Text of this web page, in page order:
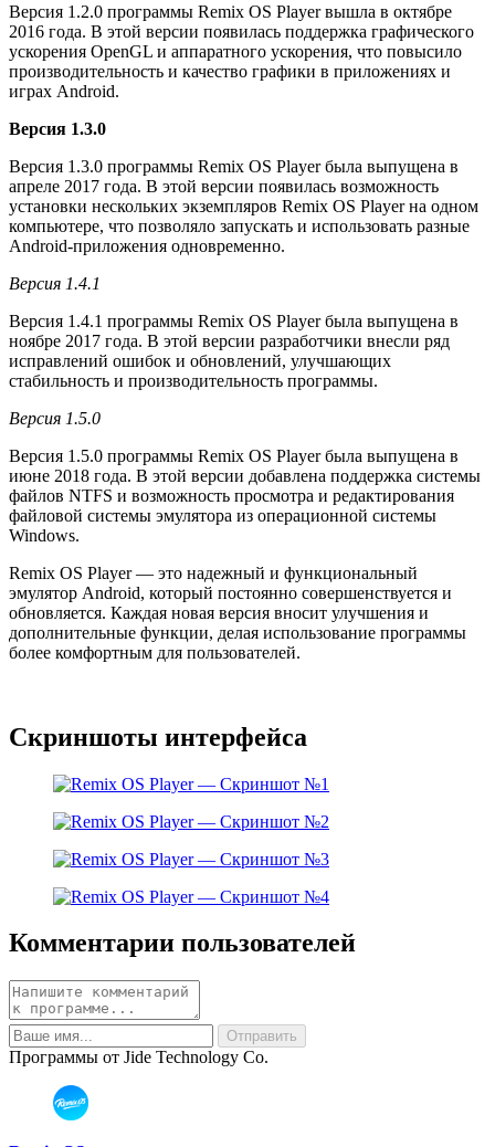
Версия 1.2.0 программы Remix OS Player вышла в октябре
2016 года. В этой версии появилась поддержка графического
ускорения OpenGL и аппаратного ускорения, что повысило
производительность и качество графики в приложениях и
играх Android.
Версия 1.3.0
Версия 1.3.0 программы Remix OS Player была выпущена в
апреле 2017 года. В этой версии появилась возможность
установки нескольких экземпляров Remix OS Player на одном
компьютере, что позволяло запускать и использовать разные
Android-приложения одновременно.
Версия 1.4.1
Версия 1.4.1 программы Remix OS Player была выпущена в
ноябре 2017 года. В этой версии разработчики внесли ряд
исправлений ошибок и обновлений, улучшающих
стабильность и производительность программы.
Версия 1.5.0
Версия 1.5.0 программы Remix OS Player была выпущена в
июне 2018 года. В этой версии добавлена поддержка системы
файлов NTFS и возможность просмотра и редактирования
файловой системы эмулятора из операционной системы
Windows.
Remix OS Player — это надежный и функциональный
эмулятор Android, который постоянно совершенствуется и
обновляется. Каждая новая версия вносит улучшения и
дополнительные функции, делая использование программы
более комфортным для пользователей.
Скриншоты интерфейса
Комментарии пользователей
Программы от Jide Technology Co.